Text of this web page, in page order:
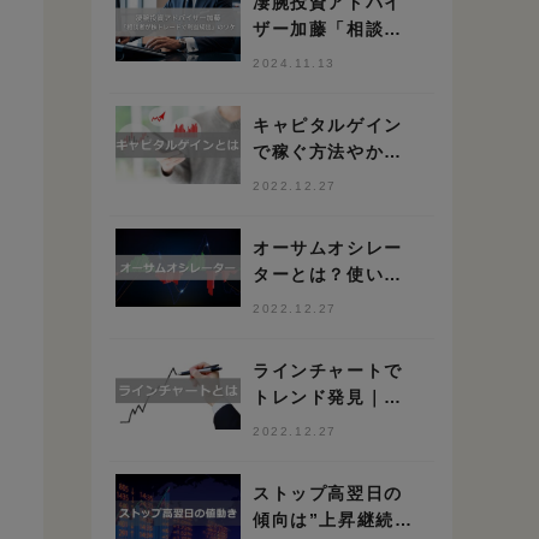
ザー加藤「相談者
が株トレードで利
2024.11.13
キャピタルゲイン
で稼ぐ方法やかか
る税金を解説
2022.12.27
オーサムオシレー
ターとは？使い方
や高勝率の手法を
2022.12.27
ラインチャートで
トレンド発見｜正
しい見方を抑えて
2022.12.27
ストップ高翌日の
傾向は”上昇継続”